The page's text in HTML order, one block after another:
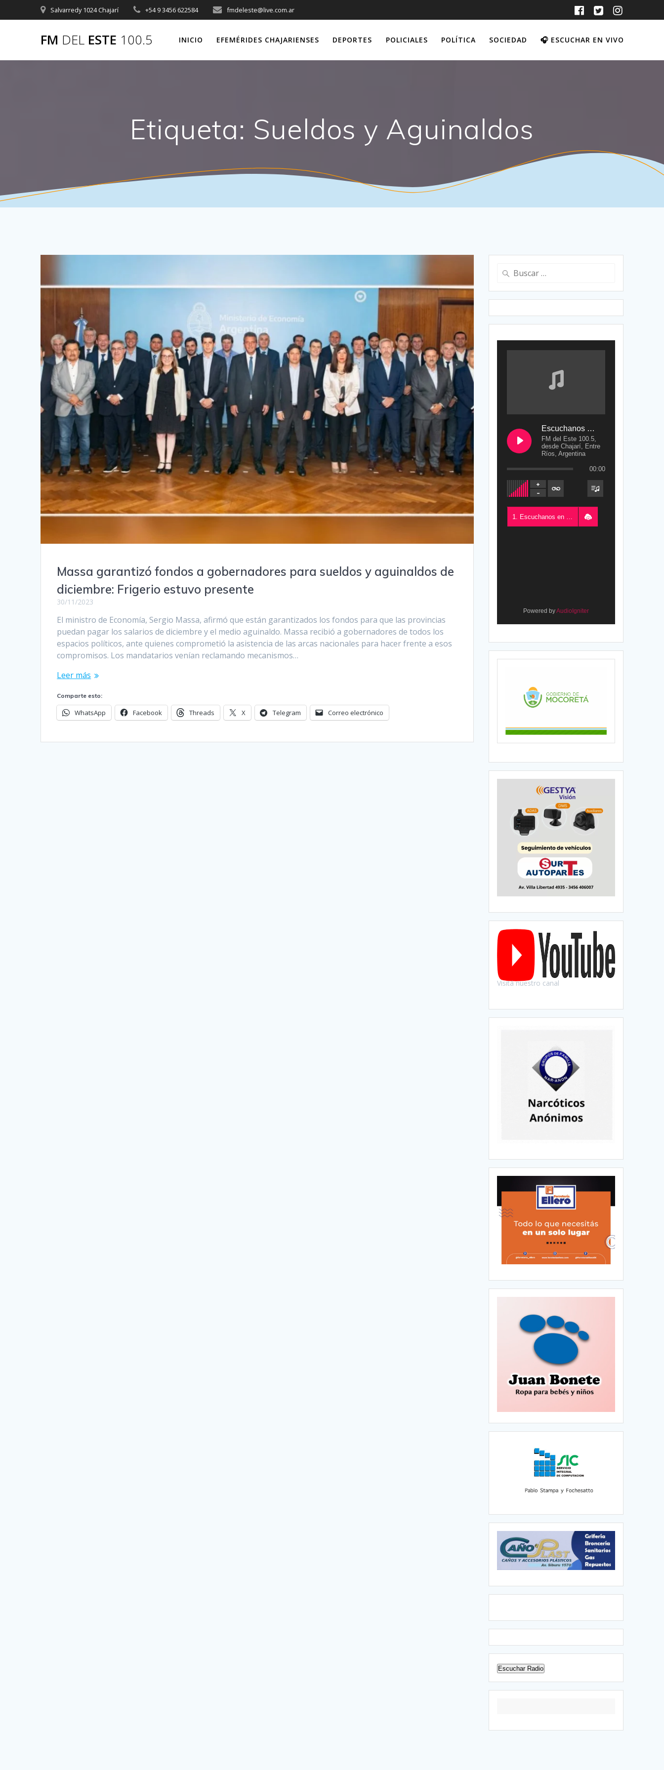
al
Salvarredy 1024 Chajarí +54 9 3456 622584 fmdeleste@live.com.ar
FM DEL ESTE 100.5 INICIO EFEMÉRIDES CHAJARIENSES DEPORTES POLICIALES POLÍTICA SOCIEDAD 🎧 ESCUCHAR EN VIVO
Etiqueta: Sueldos y Aguinaldos
Massa garantizó fondos a gobernadores para sueldos y aguinaldos de
diciembre: Frigerio estuvo presente
30/11/2023
El ministro de Economía, Sergio Massa, afirmó que están garantizados los fondos para que las provincias
puedan pagar los salarios de diciembre y el medio aguinaldo. Massa recibió a gobernadores de todos los
espacios políticos, ante quienes comprometió la asistencia de las arcas nacionales para hacer frente a esos
compromisos. Los mandatarios venían reclamando mecanismos…
Leer más
Comparte esto:
WhatsApp Facebook Threads X Telegram Correo electrónico
Buscar:
Escuchanos en Vivo
FM del Este 100.5,
desde Chajarí, Entre
Ríos, Argentina
00:00
1. Escuchanos en Vivo - FM del Este 100.5, desde Chajarí, Entre Ríos, Argentina
Powered byAudioIgniter
Visitá nuestro canal
Escuchar Radio